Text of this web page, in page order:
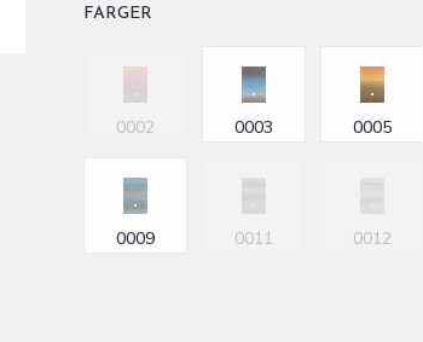
FARGER
0002 0003 0005
0009 0011 0012